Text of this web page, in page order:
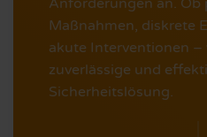
Anforderungen an. Ob
Maßnahmen, diskrete
akute Interventionen –
zuverlässige und
Sicherheitslösung.